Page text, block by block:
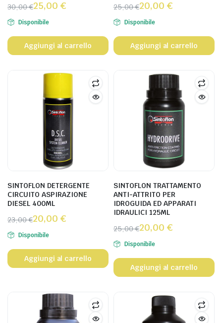
30,00€25,00 €
Disponibile
Aggiungi al carrello
25,00€20,00 €
Disponibile
Aggiungi al carrello
SINTOFLON DETERGENTE
CIRCUITO ASPIRAZIONE
DIESEL 400ML
23,00€20,00 €
Disponibile
Aggiungi al carrello
SINTOFLON TRATTAMENTO
ANTI-ATTRITO PER
IDROGUIDA ED APPARATI
IDRAULICI 125ML
25,00€20,00 €
Disponibile
Aggiungi al carrello